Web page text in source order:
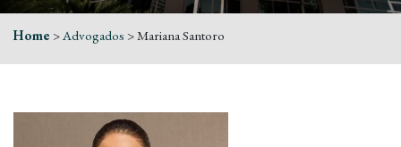
Home >Advogados >Mariana Santoro